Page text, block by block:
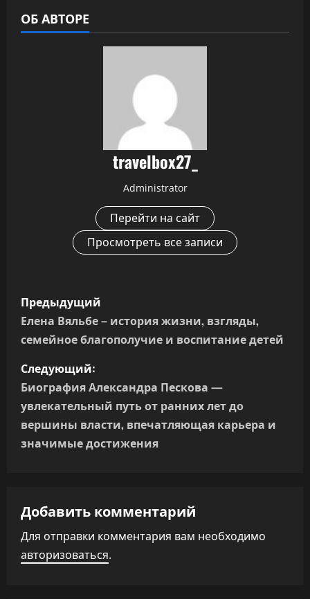
ОБ АВТОРЕ
travelbox27_
Administrator
Перейти на сайт
Просмотреть все записи
Н
а
в
и
г
а
и
я
п
Предыдущий
Елена Вяльбе – история жизни, взгляды,
семейное благополучие и воспитание детей
Следующий:
Биография Александра Пескова —
увлекательный путь от ранних лет до
вершины власти, впечатляющая карьера и
значимые достижения
Добавить комментарий
Для отправки комментария вам необходимо
авторизоваться.